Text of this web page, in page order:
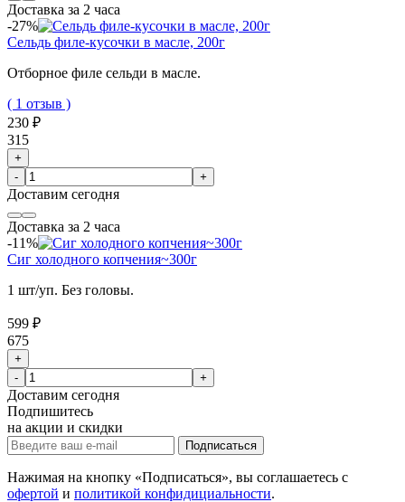
Доставка за 2 часа
-27%
Сельдь филе-кусочки в масле, 200г
Отборное филе сельди в масле.
( 1 отзыв )
230 ₽
315
+
-
+
Доставим сегодня
Доставка за 2 часа
-11%
Сиг холодного копчения~300г
1 шт/уп. Без головы.
599 ₽
675
+
-
+
Доставим сегодня
Подпишитесь
на акции и скидки
Подписаться
Нажимая на кнопку «Подписаться», вы соглашаетесь с
офертой и политикой конфидициальности.